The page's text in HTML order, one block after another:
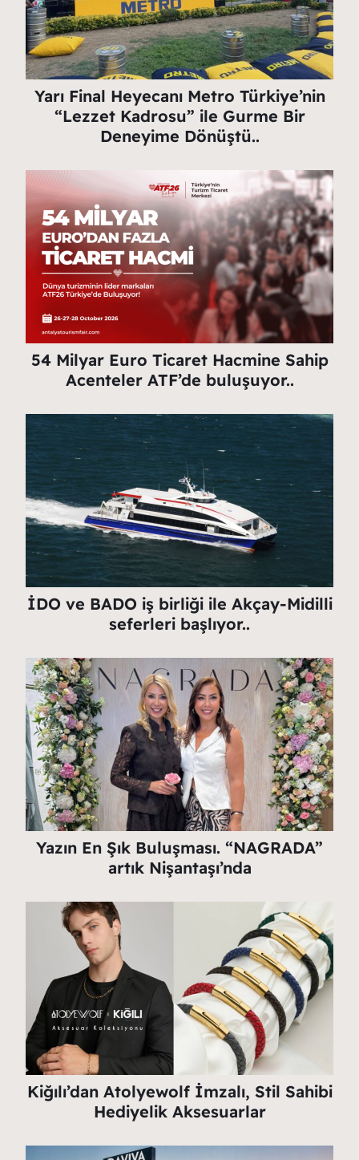
Yarı Final Heyecanı Metro Türkiye’nin
“Lezzet Kadrosu” ile Gurme Bir
Deneyime Dönüştü..
54 Milyar Euro Ticaret Hacmine Sahip
Acenteler ATF’de buluşuyor..
İDO ve BADO iş birliği ile Akçay-Midilli
seferleri başlıyor..
Yazın En Şık Buluşması. “NAGRADA”
artık Nişantaşı’nda
Kiğılı’dan Atolyewolf İmzalı, Stil Sahibi
Hediyelik Aksesuarlar